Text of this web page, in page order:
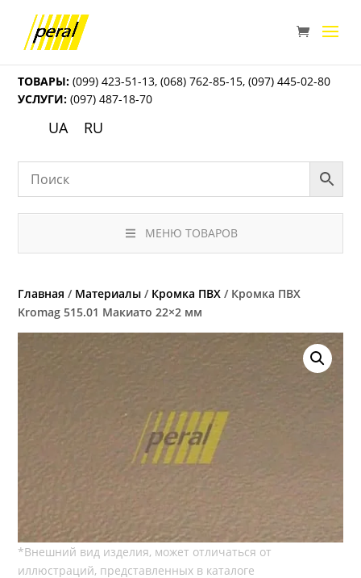
ТОВАРЫ: (099) 423-51-13,(068) 762-85-15,(097) 445-02-80
УСЛУГИ: (097) 487-18-70
UA RU
МЕНЮ ТОВАРОВ
Главная / Материалы / Кромка ПВХ / Кромка ПВХ
Kromag 515.01 Макиато 22×2 мм